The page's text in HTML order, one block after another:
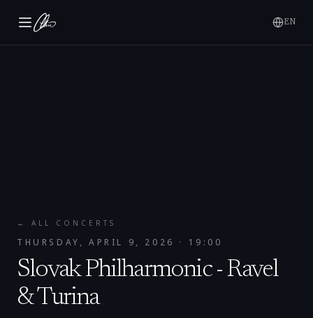
EN
← ALL CONCERTS
THURSDAY, APRIL 9, 2026 · 19:00
Slovak Philharmonic - Ravel
& Turina